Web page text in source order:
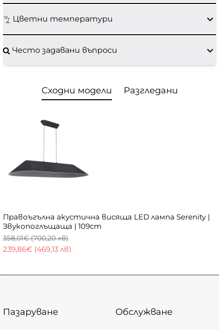
Цветни температури
Често задавани въпроси
Сходни модели Разгледани
Правоъгълна акустична висяща LED лампа Serenity |
Звукопоглъщаща | 109cm
239,86€ (469,13 лв)
358,01€ (700,20 лв)
Пазаруване Обслужване